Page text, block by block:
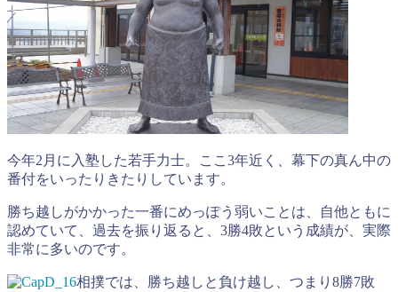
今年2月に入塾した若手力士。ここ3年近く、幕下の真ん中の
番付をいったりきたりしています。
勝ち越しがかかった一番にめっぽう弱いことは、自他ともに
認めていて、過去を振り返ると、3勝4敗という成績が、実際
非常に多いのです。
相撲では、勝ち越しと負け越し、つまり8勝7敗